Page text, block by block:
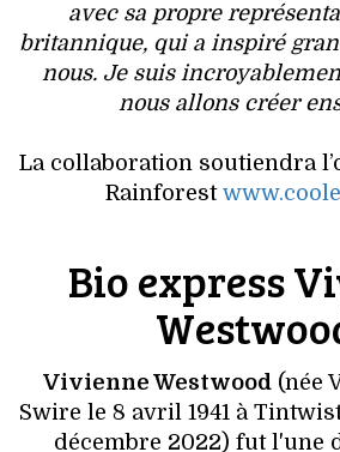
avec sa propre
britannique, qui a inspiré
nous. Je suis
nous allons créer
La collaboration soutiendra
Rainforest
Bio express
Vivienne Westwood (née
Swire le 8 avril 1941 à
décembre 2022) fut l'une